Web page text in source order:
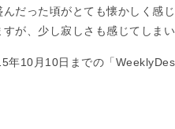
だった頃がとても懐かしく感
が、少し寂しさも感じてしまい
年10月10日までの「